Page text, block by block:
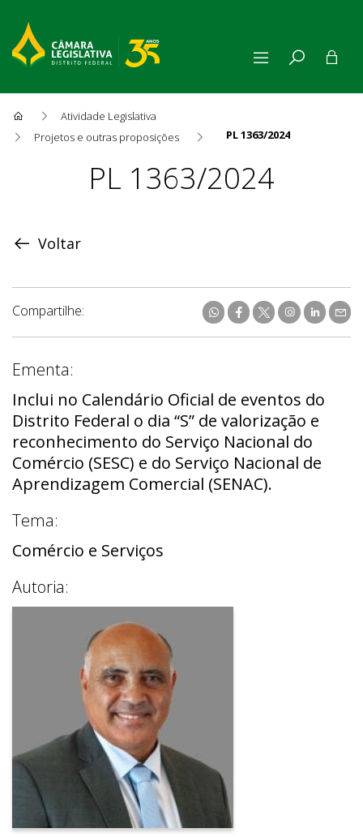
Atividade Legislativa
Projetos e outras proposições
PL 1363/2024
ProposiçãoPL 1363/2024
Voltar
Compartilhe:
Ementa:
Inclui no Calendário Oficial de eventos do
Distrito Federal o dia “S” de valorização e
reconhecimento do Serviço Nacional do
Comércio (SESC) e do Serviço Nacional de
Aprendizagem Comercial (SENAC).
Tema:
Comércio e Serviços
Autoria: